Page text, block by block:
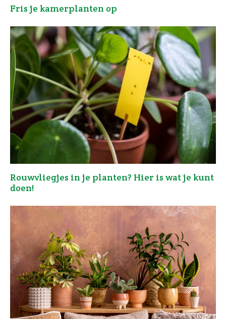
Fris je kamerplanten op
Rouwvliegjes in je planten? Hier is wat je kunt
doen!